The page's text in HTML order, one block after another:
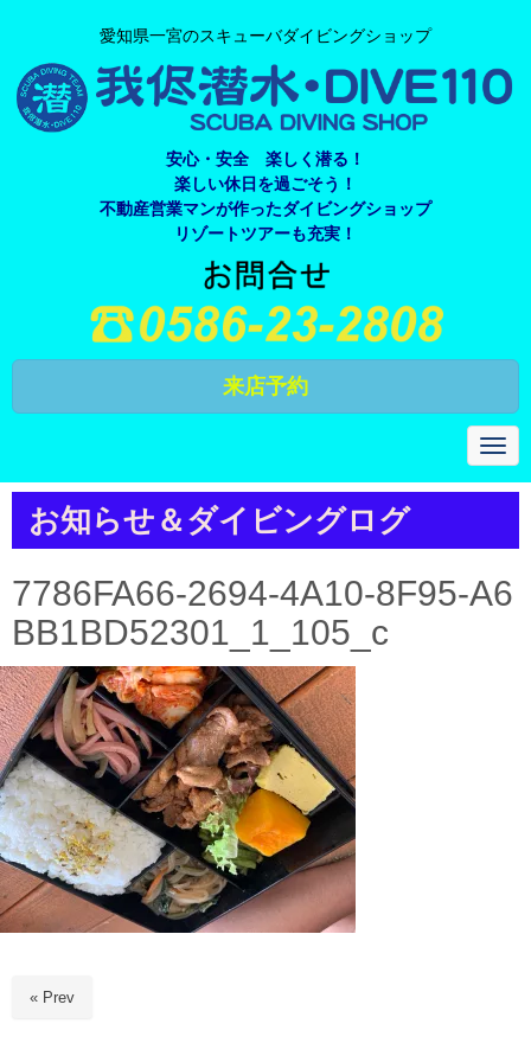
愛知県一宮のスキューバダイビングショップ
安心・安全 楽しく潜る！
楽しい休日を過ごそう！
不動産営業マンが作ったダイビングショップ
リゾートツアーも充実！
来店予約
N
a
v
o
お知らせ＆ダイビングログ
7786FA66-2694-4A10-8F95-A6
BB1BD52301_1_105_c
« Prev